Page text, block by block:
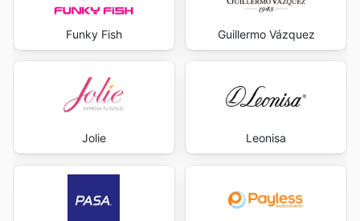
Funky Fish Guillermo Vázquez
Jolie Leonisa